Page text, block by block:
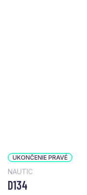
UKONČENIE PRAVÉ
NAUTIC
D134